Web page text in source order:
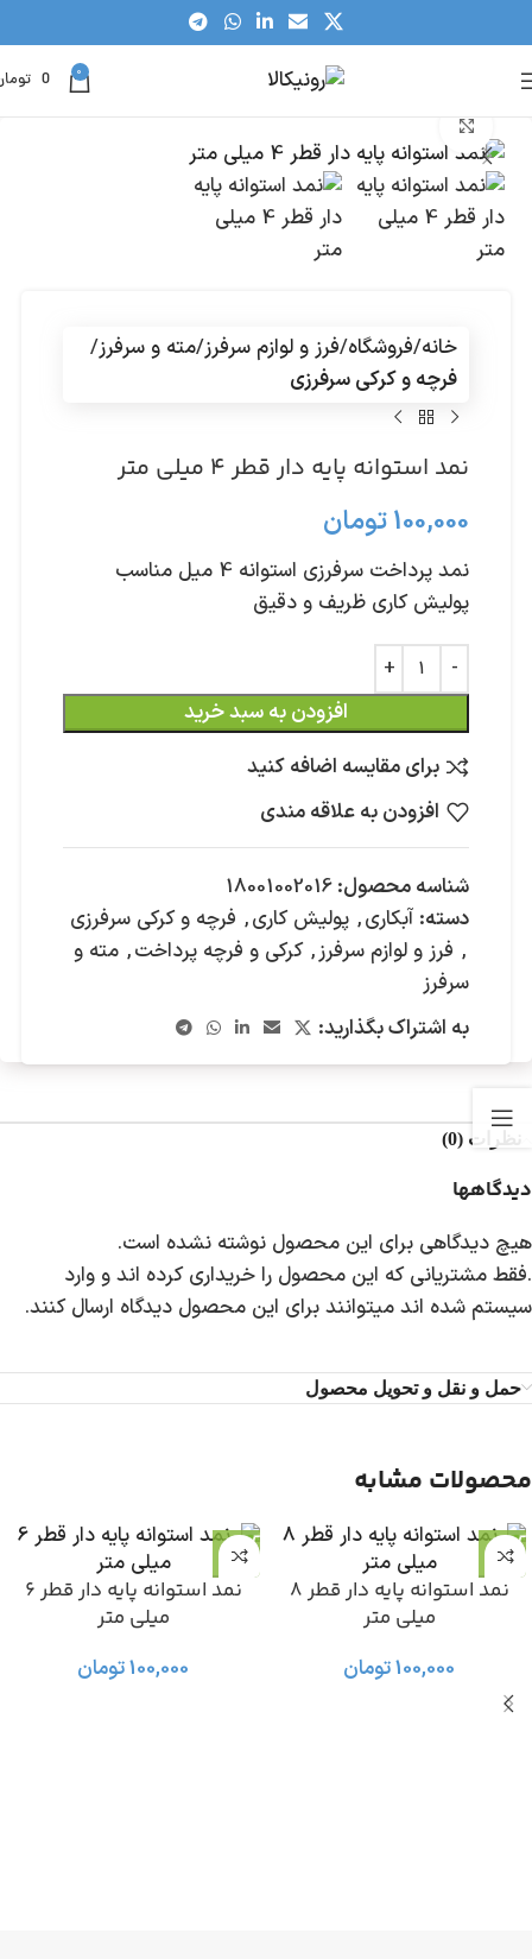
0
0
خانه فروشگاه فرز و لوازم سرفرز مته و سرفرز
فرچه و کرکی سرفرزی
نمد استوانه پایه دار قطر 4 میلی متر
100,000تومان
نمد پرداخت سرفرزی استوانه 4 میل مناسب
پولیش کاری ظریف و دقیق
افزودن به سبد خرید
برای مقایسه اضافه کنید
افزودن به علاقه مندی
شناسه محصول:18001002016
دسته: آبکاری, پولیش کاری, فرچه و کرکی سرفرزی
, فرز و لوازم سرفرز, کرکی و فرچه پرداخت, مته و
سرفرز
به اشتراک بگذارید:
نظرات (0)
دیدگاهها
هیچ دیدگاهی برای این محصول نوشته نشده است.
.فقط مشتریانی که این محصول را خریداری کرده اند و وارد
سیستم شده اند میتوانند برای این محصول دیدگاه ارسال کنند.
حمل و نقل و تحویل محصول
محصولات مشابه
نمد استوانه پایه دار قطر 8
میلی متر
100,000تومان
نمد استوانه پایه دار قطر 6
میلی متر
100,000تومان